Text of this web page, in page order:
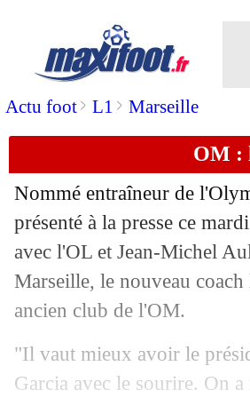
Actu foot> L1 > Marseille
OM :
Nommé entraîneur de
présenté à la presse ce
avec l'OL et Jean-Michel
Marseille, le nouveau
ancien club de l'OM.
"Il vaut mieux avoir le
Garcia avec le sourire. On
: Modric
15/10 Bulgarie: le
15/10 PSG: Verratti et ses
15/10 Lyon: Juninho
15/10 Everton : le Milan
15/10 Lyon : Garcia n'a
Golden Boy : les 20